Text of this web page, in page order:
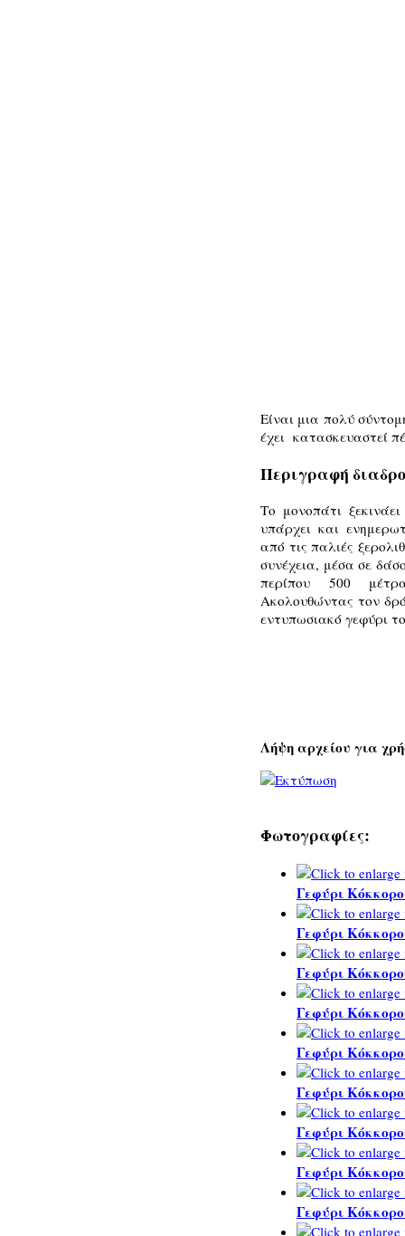
Είναι μια πολύ
έχει κατασκευαστεί
Περιγραφή
Το μονοπάτι
υπάρχει και
από τις παλιές
συνέχεια, μέσα σε
περίπου 500
Ακολουθώντας τον
εντυπωσιακό γεφύρι
Λήψη αρχείου για
Φωτογραφίες:
Γεφύρι
Γεφύρι
Γεφύρι
Γεφύρι
Γεφύρι
Γεφύρι
Γεφύρι
Γεφύρι
Γεφύρι